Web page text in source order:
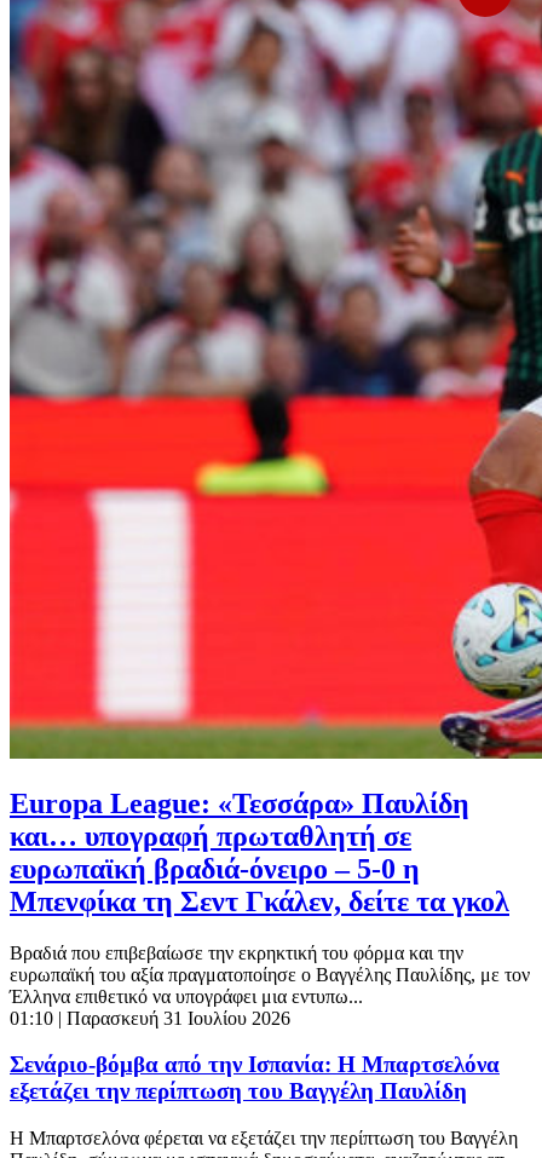
Europa League: «Τεσσάρα» Παυλίδη
και… υπογραφή πρωταθλητή σε
ευρωπαϊκή βραδιά-όνειρο – 5-0 η
Μπενφίκα τη Σεντ Γκάλεν, δείτε τα γκολ
Βραδιά που επιβεβαίωσε την εκρηκτική του φόρμα και την
ευρωπαϊκή του αξία πραγματοποίησε ο Βαγγέλης Παυλίδης, με τον
Έλληνα επιθετικό να υπογράφει μια εντυπω...
01:10 | Παρασκευή 31 Ιουλίου 2026
Σενάριο-βόμβα από την Ισπανία: Η Μπαρτσελόνα
εξετάζει την περίπτωση του Βαγγέλη Παυλίδη
Η Μπαρτσελόνα φέρεται να εξετάζει την περίπτωση του Βαγγέλη